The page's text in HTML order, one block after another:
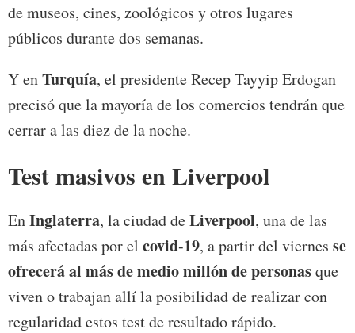
de museos, cines, zoológicos y otros lugares
públicos durante dos semanas.
Y enTurquía, el presidente Recep Tayyip Erdogan
precisó que la mayoría de los comercios tendrán que
cerrar a las diez de la noche.
Test masivos en Liverpool
EnInglaterra, la ciudad deLiverpool, una de las
más afectadas por el covid-19, a partir del viernes se
ofrecerá al más de medio millón de personasque
viven o trabajan allí la posibilidad de realizar con
regularidad estos test de resultado rápido.